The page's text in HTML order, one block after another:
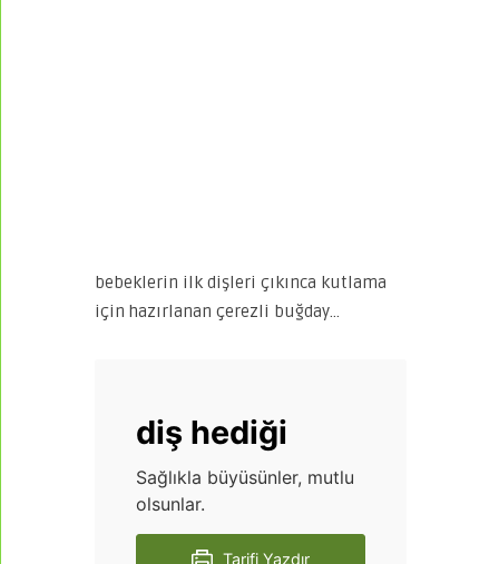
bebeklerin ilk dişleri çıkınca kutlama
için hazırlanan çerezli buğday…
diş hediği
Sağlıkla büyüsünler, mutlu
olsunlar.
Tarifi Yazdır